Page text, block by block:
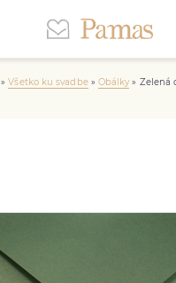
»Všetko ku svadbe» Obálky » Zelená